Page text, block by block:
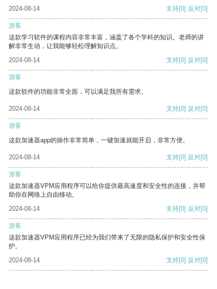
2024-08-14 支持[0] 反对[0]
游客
这款学习软件的课程内容非常丰富，涵盖了各个学科的知识。老师的讲
解非常生动，让我能够轻松理解知识点。
2024-08-14
支持[0] 反对[0]
游客
这款软件的功能非常全面，可以满足我所有需求。
2024-08-14 支持[0] 反对[0]
游客
这款加速器app的操作非常简单，一键加速就能开启，非常方便。
2024-08-14 支持[0] 反对[0]
游客
这款加速器VPM应用程序可以给你提供最高速度和安全性的连接，并帮
助你在网络上自由移动。
2024-08-14
支持[0] 反对[0]
游客
这款加速器VPM应用程序已经为我们带来了无限的隐私保护和安全性保
护。
2024-08-14
支持[0] 反对[0]